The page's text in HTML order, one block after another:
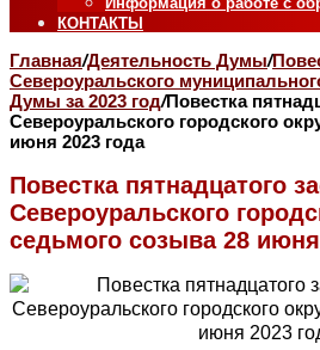
КОНТАКТЫ
Главная/Деятельность Думы/
Североуральского
Думы за 2023 год/Повестка
Североуральского городского
июня 2023 года
Повестка пятнадцатого
Североуральского
седьмого созыва 28 июня